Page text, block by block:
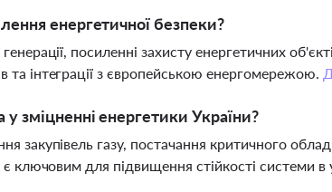
енергетичної безпеки?
посиленні захисту енергетичних
інтеграції з європейською енергомережою.
зміцненні енергетики України?
закупівель газу, постачання критичного
ключовим для підвищення стійкості системи в